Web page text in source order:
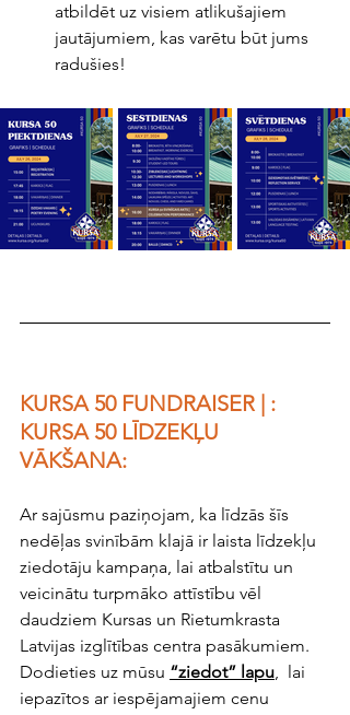
atbildēt uz visiem atlikušajiem
jautājumiem, kas varētu būt jums
radušies!
KURSA 50 FUNDRAISER | :
KURSA 50 LĪDZEKĻU
VĀKŠANA:
Ar sajūsmu paziņojam, ka līdzās šīs
nedēļas svinībām klajā ir laista līdzekļu
ziedotāju kampaņa, lai atbalstītu un
veicinātu turpmāko attīstību vēl
daudziem Kursas un Rietumkrasta
Latvijas izglītības centra pasākumiem.
Dodieties uz mūsu “ziedot” lapu,
lai
iepazītos ar iespējamajiem cenu